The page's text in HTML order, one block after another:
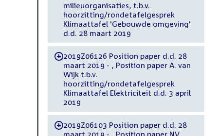
milieuorganisaties, t.b.v.
hoorzitting/rondetafelgesprek
Klimaattafel 'Gebouwde omgeving'
d.d. 28 maart 2019
-2019Z06126 Position paper d.d. 28
maart 2019 - , Position paper A. van
Wijk t.b.v.
hoorzitting/rondetafelgesprek
Klimaattafel Elektriciteit d.d. 3 april
2019
-2019Z06103 Position paper d.d. 28
maart 2019 - , Position paper NV